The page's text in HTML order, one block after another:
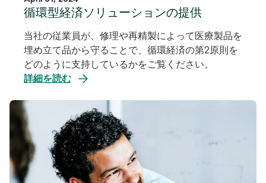
循環型経済ソリューションの提供
当社の従業員が、修理や再精製によって医療製品を
埋め立て品から守ることで、循環経済の第2原則を
どのように支持しているかをご覧ください。
詳細を読む